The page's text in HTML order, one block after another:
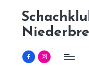
Facebook
Instagram